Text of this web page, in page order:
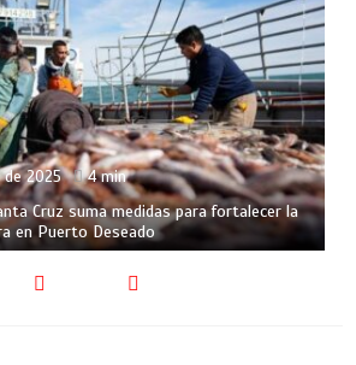
27 de agosto de 2025 7 min
Santa Cruz se consolida como motor de la
argentina en “Argentina Mining Sur 2025”